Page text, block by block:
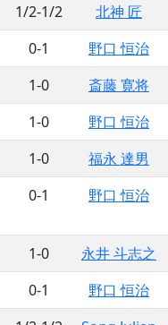
1/2-1/2
北神 匠
0-1
野口 恒治
1-0
斎藤 寛将
1-0
野口 恒治
1-0
福永 達男
0-1 野口 恒治
1-0
永井 斗志之
0-1
野口 恒治